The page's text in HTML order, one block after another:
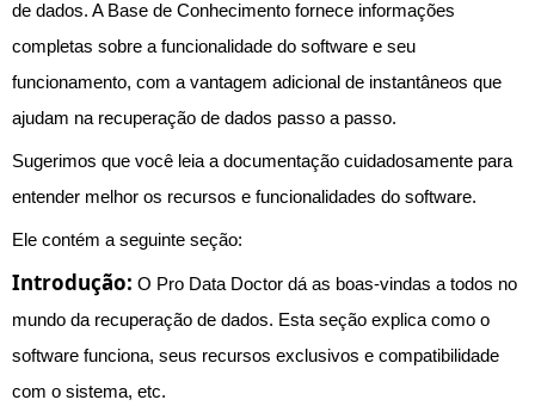
de dados. A Base de Conhecimento fornece informações
completas sobre a funcionalidade do software e seu
funcionamento, com a vantagem adicional de instantâneos que
ajudam na recuperação de dados passo a passo.
Sugerimos que você leia a documentação cuidadosamente para
entender melhor os recursos e funcionalidades do software.
Ele contém a seguinte seção:
Introdução: O Pro Data Doctor dá as boas-vindas a todos no
mundo da recuperação de dados. Esta seção explica como o
software funciona, seus recursos exclusivos e compatibilidade
com o sistema, etc.